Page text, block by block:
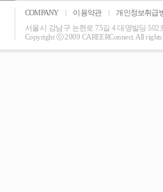
COMPANY | 이용약관 |
개인정보취급
서울시 강남구 논현로 75길 4 대명빌딩 502
Copyright ⓒ 2009 CAREERConnect. All rights